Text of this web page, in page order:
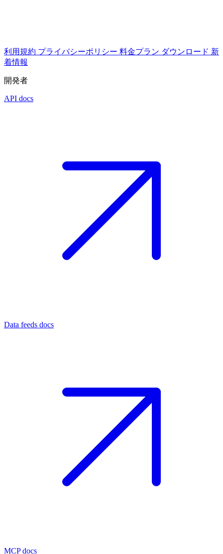
利用規約 プライバシーポリシー 料金プラン ダウンロード 新
着情報
開発者
API docs
Data feeds docs
MCP docs